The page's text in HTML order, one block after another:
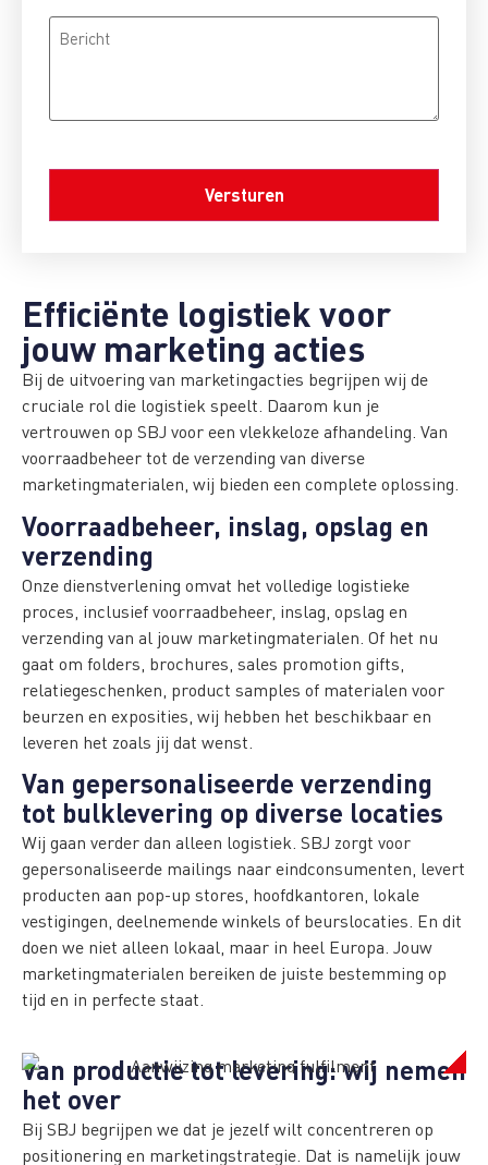
Bericht
Efficiënte logistiek voor
jouw marketing acties
Bij de uitvoering van marketingacties begrijpen wij de
cruciale rol die logistiek speelt. Daarom kun je
vertrouwen op SBJ voor een vlekkeloze afhandeling. Van
voorraadbeheer tot de verzending van diverse
marketingmaterialen, wij bieden een complete oplossing.
Voorraadbeheer, inslag, opslag en
verzending
Onze dienstverlening omvat het volledige logistieke
proces, inclusief voorraadbeheer, inslag, opslag en
verzending van al jouw marketingmaterialen. Of het nu
gaat om folders, brochures, sales promotion gifts,
relatiegeschenken, product samples of materialen voor
beurzen en exposities, wij hebben het beschikbaar en
leveren het zoals jij dat wenst.
Van gepersonaliseerde verzending
tot bulklevering op diverse locaties
Wij gaan verder dan alleen logistiek. SBJ zorgt voor
gepersonaliseerde mailings naar eindconsumenten, levert
producten aan pop-up stores, hoofdkantoren, lokale
vestigingen, deelnemende winkels of beurslocaties. En dit
doen we niet alleen lokaal, maar in heel Europa. Jouw
marketingmaterialen bereiken de juiste bestemming op
tijd en in perfecte staat.
Van productie tot levering: wij nemen
het over
Bij SBJ begrijpen we dat je jezelf wilt concentreren op
positionering en marketingstrategie. Dat is namelijk jouw